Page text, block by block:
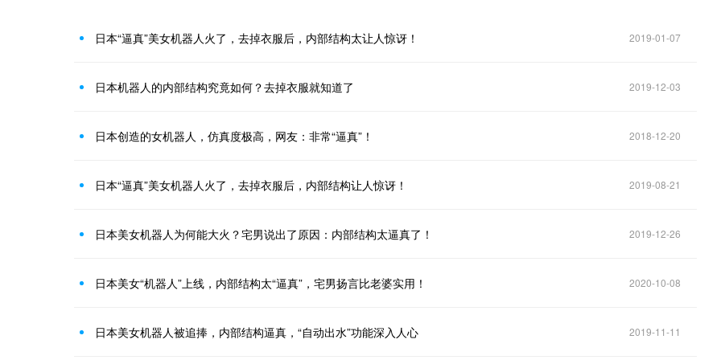
日本“逼真”美女机器人火了，去掉衣服后，内部结构太让人惊讶！ 2019-01-07
日本机器人的内部结构究竟如何？去掉衣服就知道了 2019-12-03
日本创造的女机器人，仿真度极高，网友：非常“逼真”！ 2018-12-20
日本“逼真”美女机器人火了，去掉衣服后，内部结构让人惊讶！ 2019-08-21
日本美女机器人为何能大火？宅男说出了原因：内部结构太逼真了！ 2019-12-26
日本美女“机器人”上线，内部结构太“逼真”，宅男扬言比老婆实用！ 2020-10-08
日本美女机器人被追捧，内部结构逼真，“自动出水”功能深入人心 2019-11-11